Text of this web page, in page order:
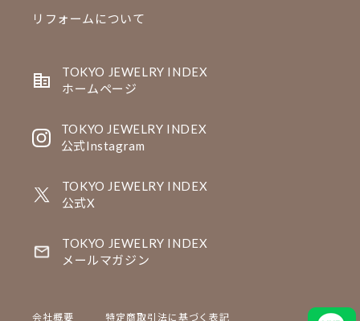
リフォームについて
TOKYO JEWELRY INDEX
ホームページ
TOKYO JEWELRY INDEX
公式Instagram
TOKYO JEWELRY INDEX
公式X
TOKYO JEWELRY INDEX
メールマガジン
会社概要 特定商取引法に基づく表記